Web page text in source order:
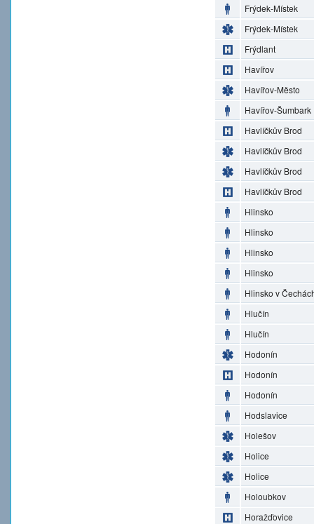
Frýdek-Místek
Frýdek-Místek
Frýdlant
Havířov
Havířov-Město
Havířov-Šumbark
Havlíčkův Brod
Havlíčkův Brod
Havlíčkův Brod
Havlíčkův Brod
Hlinsko
Hlinsko
Hlinsko
Hlinsko
Hlinsko v
Hlučín
Hlučín
Hodonín
Hodonín
Hodonín
Hodslavice
Holešov
Holice
Holice
Holoubkov
Horažďovice